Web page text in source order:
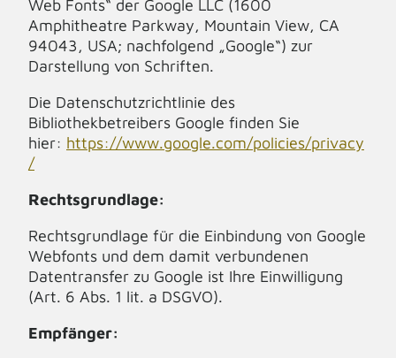
Web Fonts“ der Google LLC (1600
Amphitheatre Parkway, Mountain View, CA
94043, USA; nachfolgend „Google“) zur
Darstellung von Schriften.
Die Datenschutzrichtlinie des
Bibliothekbetreibers Google finden Sie
hier: https://www.google.com/policies/privacy
/
Rechtsgrundlage:
Rechtsgrundlage für die Einbindung von Google
Webfonts und dem damit verbundenen
Datentransfer zu Google ist Ihre Einwilligung
(Art. 6 Abs. 1 lit. a DSGVO).
Empfänger: